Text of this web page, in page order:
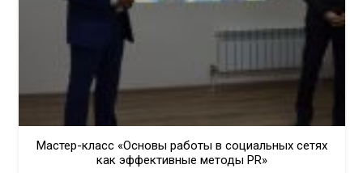
Мастер-класс «Основы работы в социальных сетях
как эффективные методы PR»